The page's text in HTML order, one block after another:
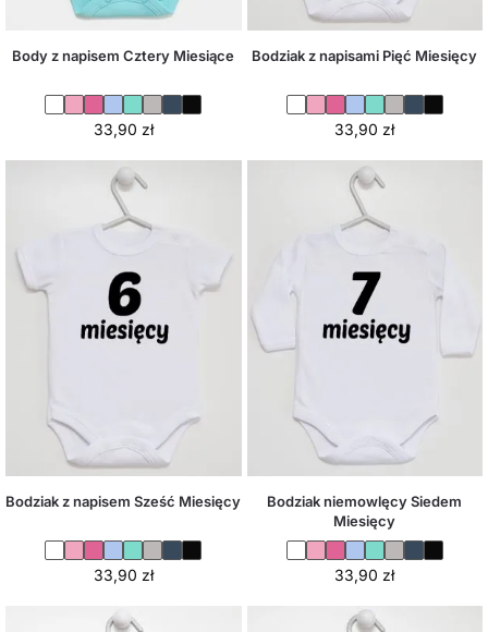
Body z napisem Cztery Miesiące
33,90 zł
Bodziak z napisami Pięć Miesięcy
33,90zł
Bodziak z napisem Sześć Miesięcy
33,90 zł
Bodziak niemowlęcy Siedem
Miesięcy
33,90 zł